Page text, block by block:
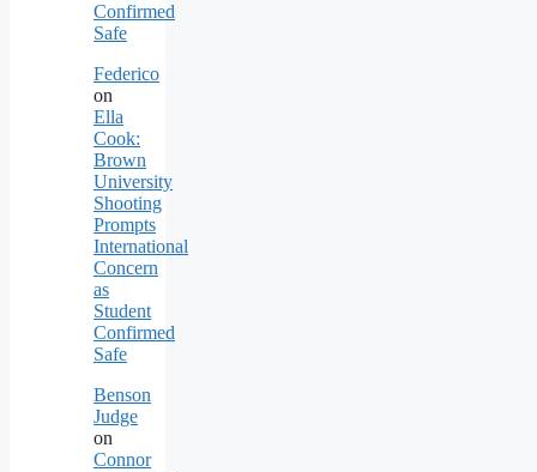
Confirmed
Safe
Federico
on
Ella
Cook:
Brown
University
Shooting
Prompts
International
Concern
as
Student
Confirmed
Safe
Benson
Judge
on
Connor